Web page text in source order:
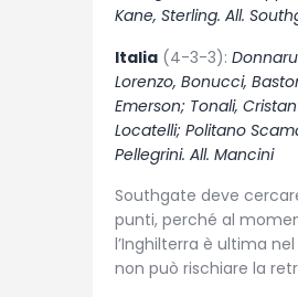
Kane, Sterling. All.
Italia (4-3-3):
Lorenzo, Bonucci,
Emerson; Tonali,
Locatelli; Politano
Pellegrini. All. Mancini
Southgate deve
punti, perché al
l’Inghilterra è ultima
non può rischiare la